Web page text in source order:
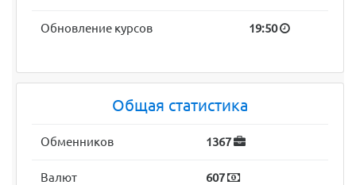
Обновление курсов 19:50
Общая статистика
Обменников 1367
Валют 607